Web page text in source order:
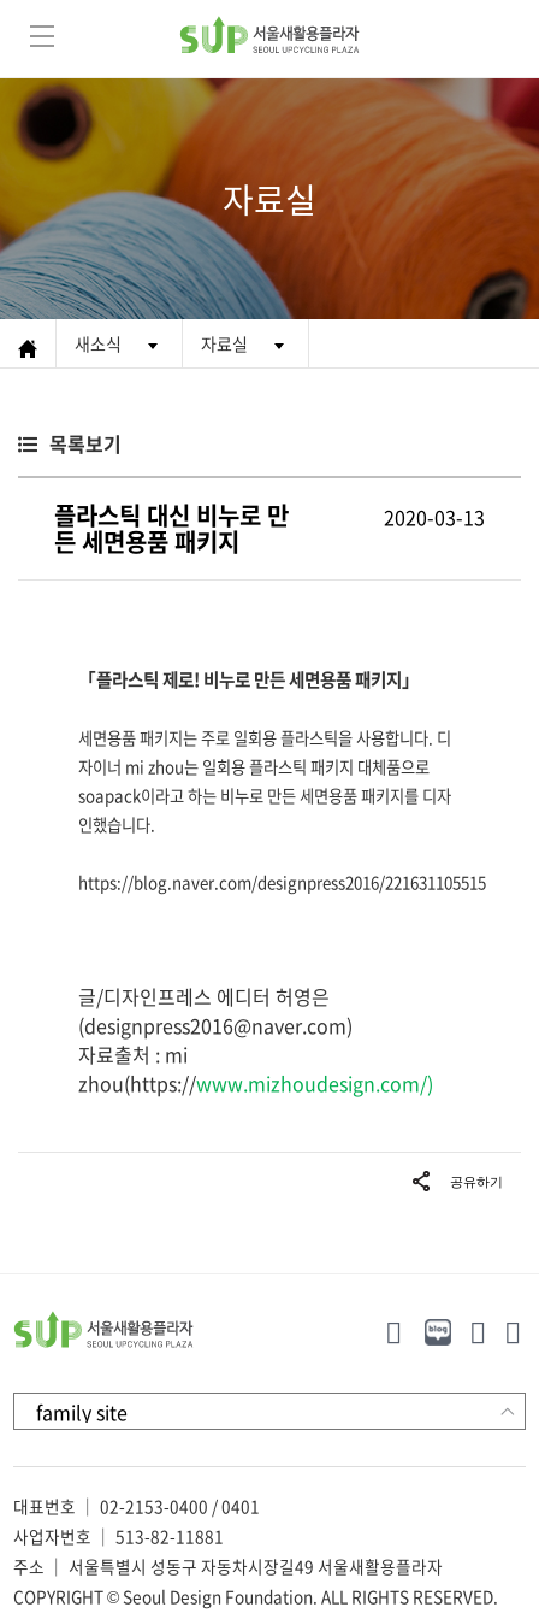
자료실
새소식 자료실
목록보기
플라스틱 대신 비누로 만
든 세면용품 패키지
2020-03-13
「플라스틱 제로! 비누로 만든 세면용품 패키지」
세면용품 패키지는 주로 일회용 플라스틱을 사용합니다. 디
자이너 mi zhou는 일회용 플라스틱 패키지 대체품으로
soapack이라고 하는 비누로 만든 세면용품 패키지를 디자
인했습니다.
https://blog.naver.com/designpress2016/221631105515
글/디자인프레스 에디터 허영은
(designpress2016@naver.com)
자료출처 : mi
zhou(https://www.mizhoudesign.com/)
대표번호 ｜ 02-2153-0400 / 0401
사업자번호 ｜ 513-82-11881
주소 ｜ 서울특별시 성동구 자동차시장길49 서울새활용플라자
COPYRIGHT © Seoul Design Foundation. ALL RIGHTS RESERVED.